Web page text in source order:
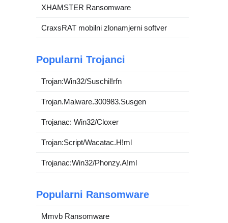
XHAMSTER Ransomware
CraxsRAT mobilni zlonamjerni softver
Popularni Trojanci
Trojan:Win32/Suschil!rfn
Trojan.Malware.300983.Susgen
Trojanac: Win32/Cloxer
Trojan:Script/Wacatac.H!ml
Trojanac:Win32/Phonzy.A!ml
Popularni Ransomware
Mmvb Ransomware